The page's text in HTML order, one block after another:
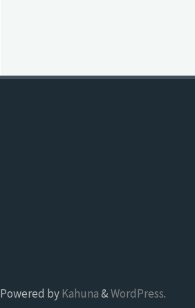
Powered byKahuna&WordPress.